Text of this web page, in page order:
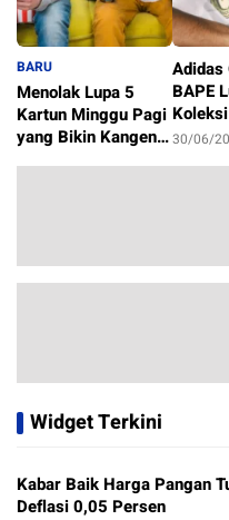
BARU
Menolak Lupa 5
Kartun Minggu Pagi
yang Bikin Kangen
1/07/2026
Adidas
BAPE
30/06/
Widget Terkini
Kabar Baik Harga Pangan
Deflasi 0,05 Persen